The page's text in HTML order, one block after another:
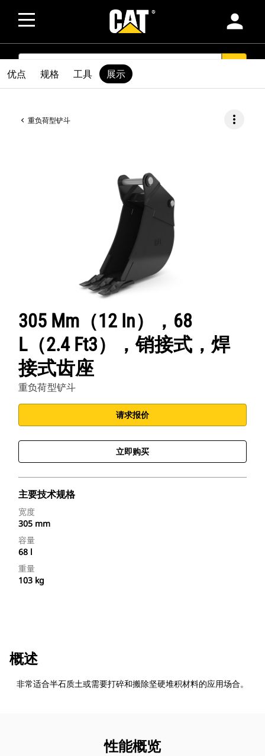
person
SEARCH
重负荷型铲斗 more_vert
305 Mm（12 In），68
L（2.4 Ft3），销接式，焊
接式齿座
重负荷型铲斗
请求报价
立即购买
主要技术规格
宽度
305 mm
容量
68 l
重量
103 kg
优点 规格 工具 展示
概述
非常适合半石质土或需要打碎和搬除坚硬堆积材料的应用场合。
性能概览